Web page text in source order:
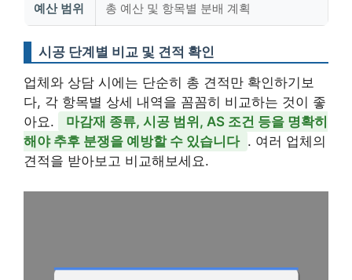
예산 범위 총 예산 및 항목별 분배 계획
시공 단계별 비교 및 견적 확인
업체와 상담 시에는 단순히 총 견적만 확인하기보
다, 각 항목별 상세 내역을 꼼꼼히 비교하는 것이 좋
아요.
마감재 종류, 시공 범위, AS 조건 등을 명확히
해야 추후 분쟁을 예방할 수 있습니다 . 여러 업체의
견적을 받아보고 비교해보세요.